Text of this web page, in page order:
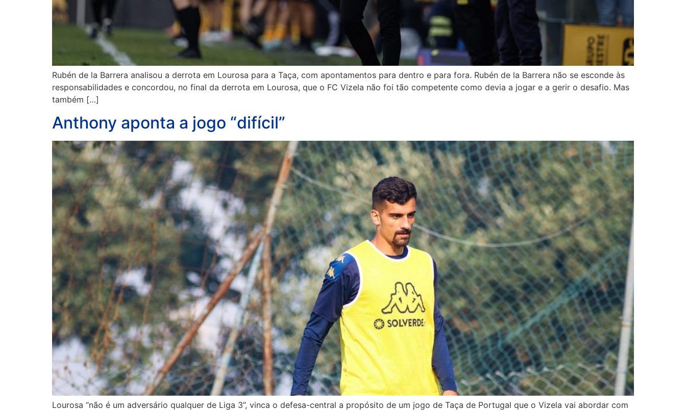
Rubén de la Barrera analisou a derrota em Lourosa para a Taça, com apontamentos para dentro e para fora. Rubén de la Barrera não se esconde às
responsabilidades e concordou, no final da derrota em Lourosa, que o FC Vizela não foi tão competente como devia a jogar e a gerir o desafio. Mas
também […]
Anthony aponta a jogo “difícil”
Lourosa “não é um adversário qualquer de Liga 3”, vinca o defesa-central a propósito de um jogo de Taça de Portugal que o Vizela vai abordar com